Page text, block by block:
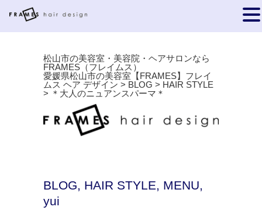
松山市の美容室・美容院・ヘアサロンなら
FRAMES（フレイムス）
愛媛県松山市の美容室【FRAMES】フレイ
ムス ヘア デザイン > BLOG > HAIR STYLE
> ＊大人のニュアンスパーマ＊
BLOG, HAIR STYLE, MENU,
yui